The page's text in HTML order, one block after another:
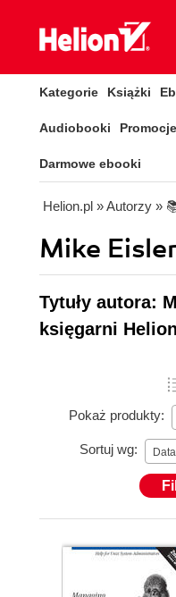
Kategorie Książki
Audiobooki Promocje
Darmowe ebooki
Helion.pl » Autorzy »
Mike
Tytuły autora:
księgarni Helion
Pokaż produkty:
Sortuj wg: